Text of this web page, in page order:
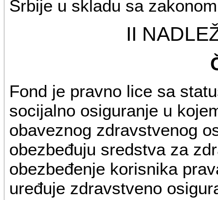
Srbije u skladu sa
II
Fond je pravno lice sa
socijalno osiguranje u
obaveznog zdravstvenog
obezbeđuju sredstva za
obezbeđenje korisnika
uređuje zdravstveno